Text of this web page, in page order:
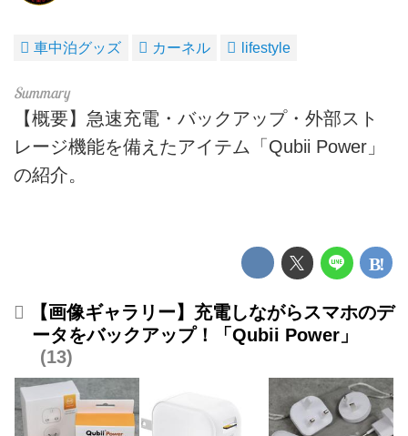
車中泊グッズ カーネル lifestyle
【概要】急速充電・バックアップ・外部スト
レージ機能を備えたアイテム「Qubii Power」
の紹介。
【画像ギャラリー】充電しながらスマホのデ
ータをバックアップ！「Qubii Power」
13